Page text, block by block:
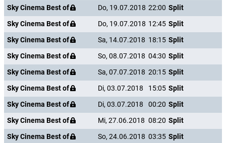
Sky Cinema Best of
Do, 19.07.2018 22:00 Split
Sky Cinema Best of
Do, 19.07.2018 12:45 Split
Sky Cinema Best of
Sa, 14.07.2018 18:15 Split
Sky Cinema Best of
So, 08.07.2018 04:30 Split
Sky Cinema Best of
Sa, 07.07.2018 20:15 Split
Sky Cinema Best of
Di, 03.07.2018 15:05 Split
Sky Cinema Best of
Di, 03.07.2018 00:20 Split
Sky Cinema Best of
Mi, 27.06.2018 08:20 Split
Sky Cinema Best of
So, 24.06.2018 03:35 Split